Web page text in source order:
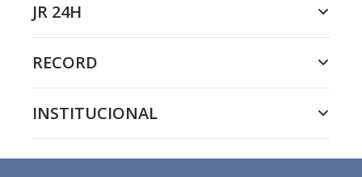
JR 24H
RECORD
INSTITUCIONAL